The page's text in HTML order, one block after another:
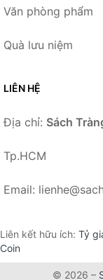
Văn phòng phẩm
Quà lưu niệm
LIÊN HỆ
Địa chỉ: Sách
Tp.HCM
Email:
Liên kết hữu ích: Tỷ
Coin
© 2026 –